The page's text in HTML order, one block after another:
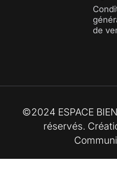
de
©2024 ESPACE
réservés.